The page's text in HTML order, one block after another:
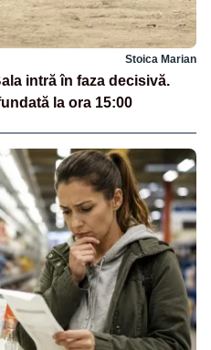
Stoica Marian
intră în faza decisivă.
la ora 15:00